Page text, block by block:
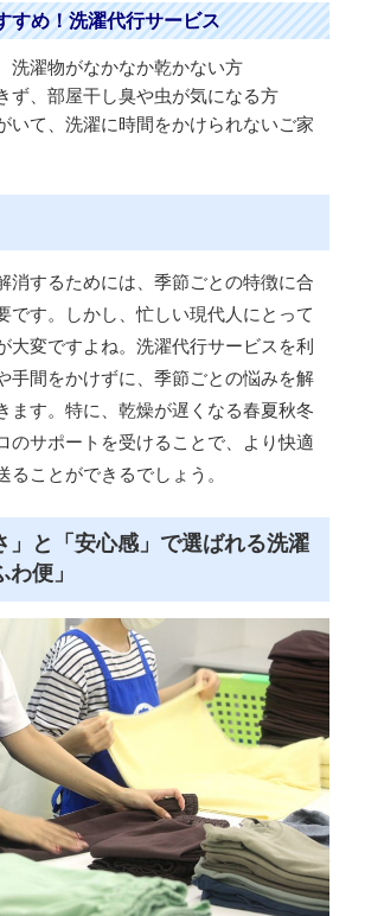
すめ！洗濯代行サービス
洗濯物がなかなか乾かない方
ず、部屋干し臭や虫が気になる方
いて、洗濯に時間をかけられないご家
消するためには、季節ごとの特徴に合
です。しかし、忙しい現代人にとって
大変ですよね。洗濯代行サービスを利
手間をかけずに、季節ごとの悩みを解
ます。特に、乾燥が遅くなる春夏秋冬
のサポートを受けることで、より快適
ることができるでしょう。
」と「安心感」で選ばれる洗濯
便」